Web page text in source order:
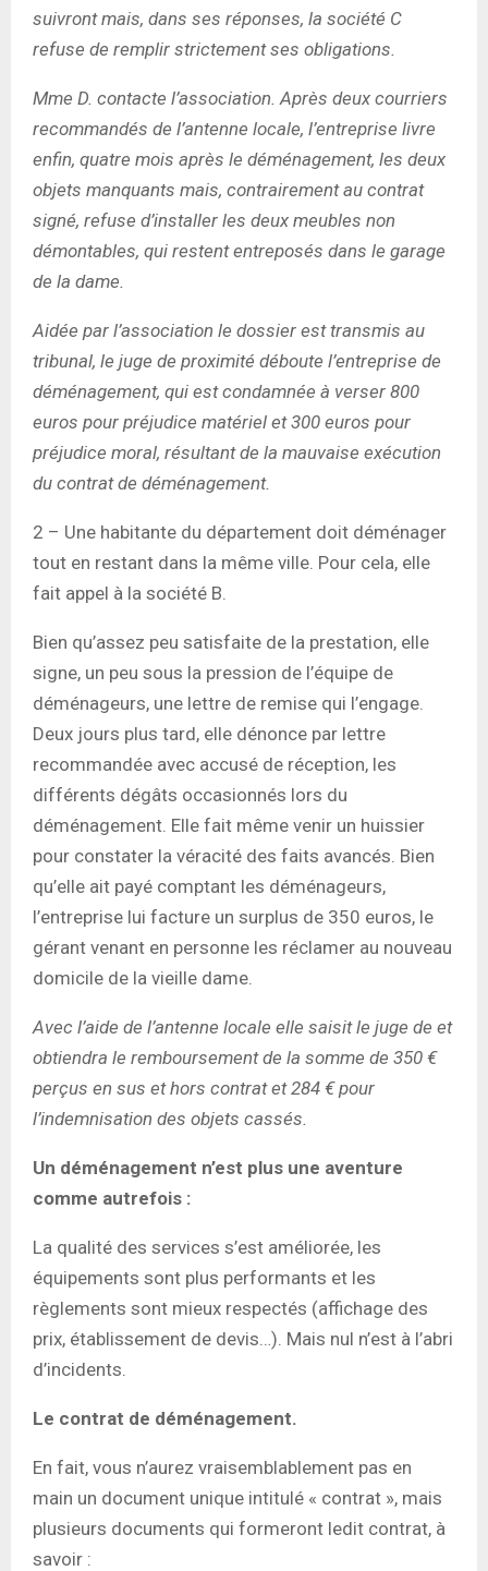
suivront mais, dans ses réponses, la société C
refuse de remplir strictement ses obligations.
Mme D. contacte l’association. Après deux courriers
recommandés de l’antenne locale, l’entreprise livre
enfin, quatre mois après le déménagement, les deux
objets manquants mais, contrairement au contrat
signé, refuse d’installer les deux meubles non
démontables, qui restent entreposés dans le garage
de la dame.
Aidée par l’association le dossier est transmis au
tribunal, le juge de proximité déboute l’entreprise de
déménagement, qui est condamnée à verser 800
euros pour préjudice matériel et 300 euros pour
préjudice moral, résultant de la mauvaise exécution
du contrat de déménagement.
2 – Une habitante du département doit déménager
tout en restant dans la même ville. Pour cela, elle
fait appel à la société B.
Bien qu’assez peu satisfaite de la prestation, elle
signe, un peu sous la pression de l’équipe de
déménageurs, une lettre de remise qui l’engage.
Deux jours plus tard, elle dénonce par lettre
recommandée avec accusé de réception, les
différents dégâts occasionnés lors du
déménagement. Elle fait même venir un huissier
pour constater la véracité des faits avancés. Bien
qu’elle ait payé comptant les déménageurs,
l’entreprise lui facture un surplus de 350 euros, le
gérant venant en personne les réclamer au nouveau
domicile de la vieille dame.
Avec l’aide de l’antenne locale elle saisit le juge de et
obtiendra le remboursement de la somme de 350 €
perçus en sus et hors contrat et 284 € pour
l’indemnisation des objets cassés.
Un déménagement n’est plus une aventure
comme autrefois :
La qualité des services s’est améliorée, les
équipements sont plus performants et les
règlements sont mieux respectés (affichage des
prix, établissement de devis…). Mais nul n’est à l’abri
d’incidents.
Le contrat de déménagement.
En fait, vous n’aurez vraisemblablement pas en
main un document unique intitulé « contrat », mais
plusieurs documents qui formeront ledit contrat, à
savoir :